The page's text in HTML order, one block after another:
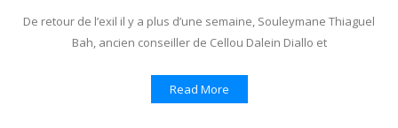
De retour de l’exil il y a plus d’une semaine, Souleymane Thiaguel
Bah, ancien conseiller de Cellou Dalein Diallo et
Read More